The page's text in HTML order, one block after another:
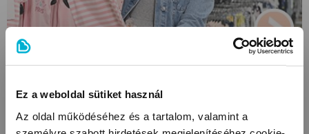
Ez a weboldal sütiket használ
Az oldal működéséhez és a tartalom, valamint a
Áruházainkban szélesebb választék mellett további